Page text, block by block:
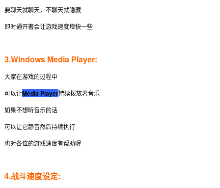
要聊天就聊天，不聊天就隐藏
即时通开著会让游戏速度增快一些
3.Windows Media Player:
大家在游戏的过程中
可以让Media Player持续拨放著音乐
如果不想听音乐的话
可以让它静音然后持续执行
也对各位的游戏速度有帮助喔
4.战斗速度设定: